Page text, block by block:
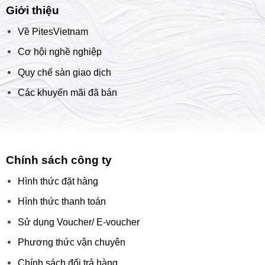
Giới thiệu
Về PitesVietnam
Cơ hội nghề nghiệp
Quy chế sàn giao dịch
Các khuyến mãi đã bán
Chính sách công ty
Hình thức đặt hàng
Hình thức thanh toán
Sử dụng Voucher/ E-voucher
Phương thức vận chuyên
Chính sách đổi trả hàng